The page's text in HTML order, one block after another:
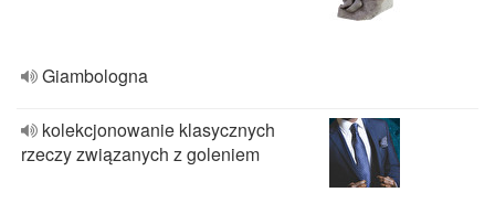
Giambologna
kolekcjonowanie klasycznych
rzeczy związanych z goleniem